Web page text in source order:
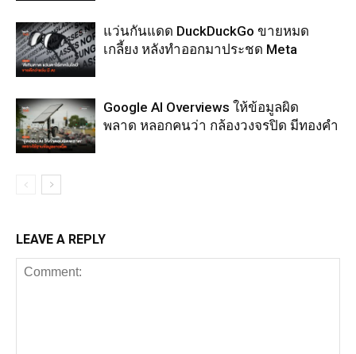
แว่นกันแดด DuckDuckGo ขายหมด
เกลี้ยง หลังทำออกมาประชด Meta
Google AI Overviews ให้ข้อมูลผิด
พลาด หลอกคนว่า กล้องวงจรปิด มีทองคำ
LEAVE A REPLY